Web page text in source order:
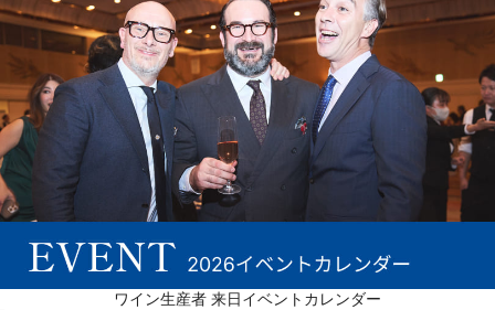
ワイン生産者 来日イベントカレンダー